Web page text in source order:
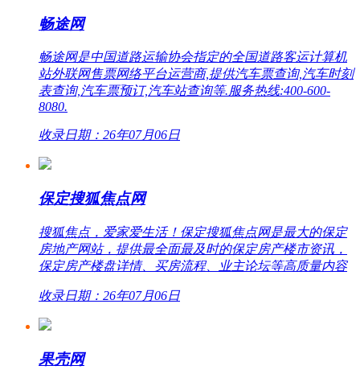
畅途网
畅途网是中国道路运输协会指定的全国道路客运计算机
站外联网售票网络平台运营商,提供汽车票查询,汽车时刻
表查询,汽车票预订,汽车站查询等.服务热线:400-600-
8080.
收录日期：26年07月06日
保定搜狐焦点网
搜狐焦点，爱家爱生活！保定搜狐焦点网是最大的保定
房地产网站，提供最全面最及时的保定房产楼市资讯，
保定房产楼盘详情、买房流程、业主论坛等高质量内容
收录日期：26年07月06日
果壳网